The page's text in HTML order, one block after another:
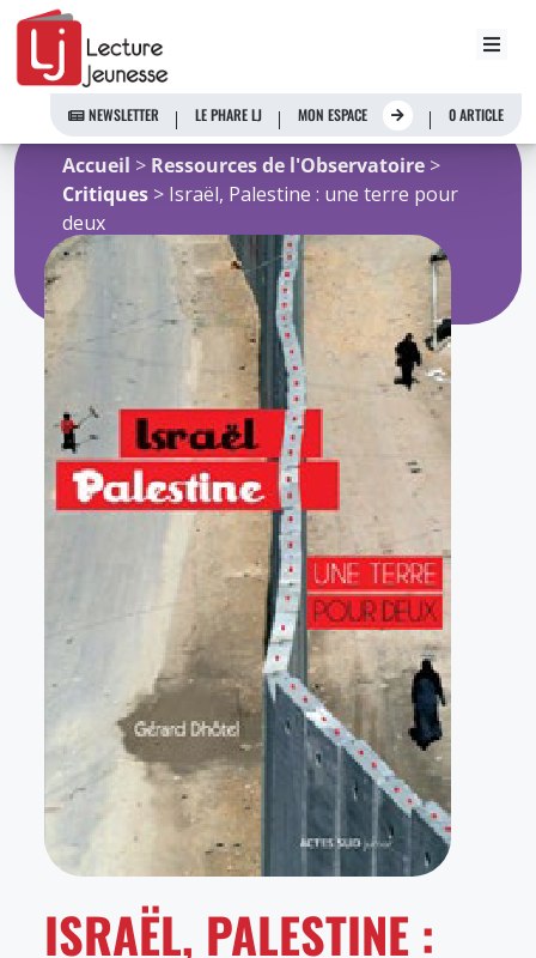
Aller
contenu
NEWSLETTER LE PHARE LJ MON ESPACE 0 ARTICLE
Accueil > Ressources de l'Observatoire >
Critiques > Israël, Palestine : une terre pour
deux
ISRAËL, PALESTINE :